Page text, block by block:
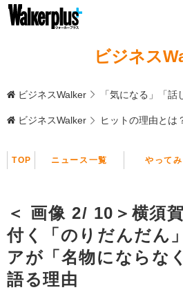
ビジネス
ビジネスWalker 「気になる」「
ビジネスWalker ヒットの理由とは
TOP ニュース一覧 やってみ
＜ 画像 2/ 10＞横須
付く「のりだんだん
アが「名物にならな
語る理由